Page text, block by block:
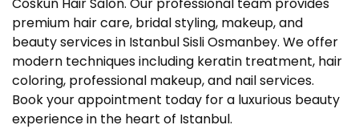
premium hair care, bridal styling, makeup, and
beauty services in Istanbul Sisli Osmanbey. We offer
modern techniques including keratin treatment, hair
coloring, professional makeup, and nail services.
Book your appointment today for a luxurious beauty
experience in the heart of Istanbul.